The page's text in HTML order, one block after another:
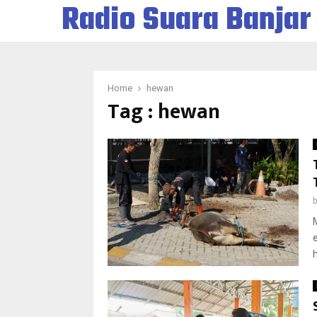
Radio Suara Banjar
Home hewan
Tag : hewan